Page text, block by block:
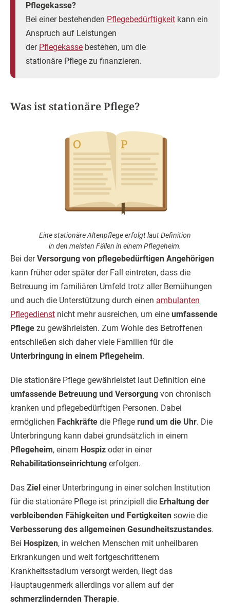
Pflegekasse?
Bei einer bestehenden Pflegebedürftigkeit kann ein
Anspruch auf Leistungen
der Pflegekasse bestehen, um die
stationäre Pflege zu finanzieren.
Was ist stationäre Pflege?
Eine stationäre Altenpflege erfolgt laut Definition
in den meisten Fällen in einem Pflegeheim.
Bei derVersorgung von pflegebedürftigen Angehörigen
kann früher oder später der Fall eintreten, dass die
Betreuung im familiären Umfeld trotz aller Bemühungen
und auch die Unterstützung durch einen ambulanten
Pflegedienst nicht mehr ausreichen, um eine umfassende
Pflege zu gewährleisten. Zum Wohle des Betroffenen
entschließen sich daher viele Familien für die
Unterbringung in einem Pflegeheim.
Die stationäre Pflege gewährleistet laut Definition eine
umfassende Betreuung und Versorgung von chronisch
kranken und pflegebedürftigen Personen. Dabei
ermöglichen Fachkräfte die Pflege rund um die Uhr. Die
Unterbringung kann dabei grundsätzlich in einem
Pflegeheim, einem Hospiz oder in einer
Rehabilitationseinrichtung erfolgen.
Das Ziel einer Unterbringung in einer solchen Institution
für die stationäre Pflege ist prinzipiell die Erhaltung der
verbleibenden Fähigkeiten und Fertigkeiten sowie die
Verbesserung des allgemeinen Gesundheitszustandes.
Bei Hospizen, in welchen Menschen mit unheilbaren
Erkrankungen und weit fortgeschrittenem
Krankheitsstadium versorgt werden, liegt das
Hauptaugenmerk allerdings vor allem auf der
schmerzlindernden Therapie.